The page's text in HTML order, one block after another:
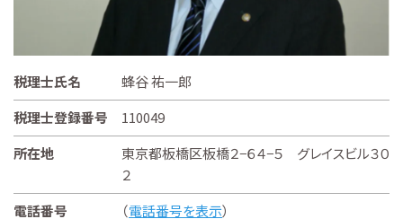
税理士氏名
蜂谷 祐一郎
税理士登録番号
110049
所在地
東京都板橋区板橋２−６４−５ グレイスビル３０
２
電話番号
（電話番号を表示）